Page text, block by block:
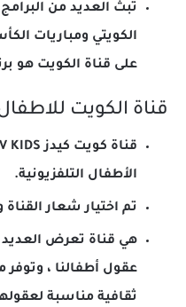
تبث العديد من
الكويتي ومباريات
على قناة الكويت هو
قناة الكويت
الأطفال التلفزيونية.
تم اختيار شعار
هي قناة تعرض العديد
عقول أطفالنا ،
ثقافية مناسبة